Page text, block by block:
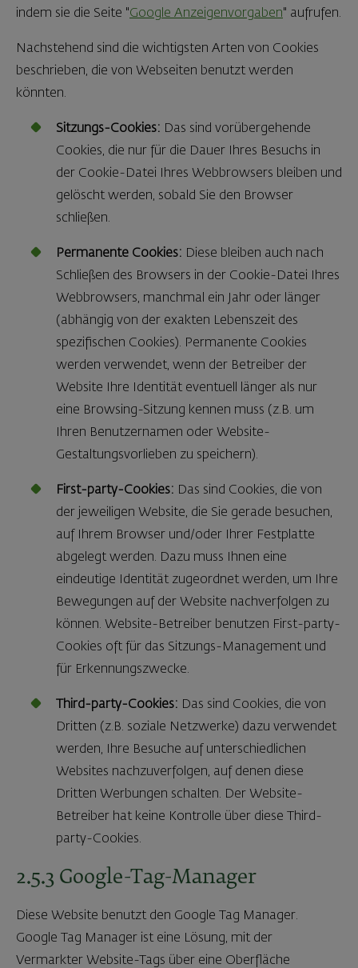
indem sie die Seite "Google Anzeigenvorgaben" aufrufen.
Nachstehend sind die wichtigsten Arten von Cookies
beschrieben, die von Webseiten benutzt werden
könnten.
Sitzungs-Cookies: Das sind vorübergehende
Cookies, die nur für die Dauer Ihres Besuchs in
der Cookie-Datei Ihres Webbrowsers bleiben und
gelöscht werden, sobald Sie den Browser
schließen.
Permanente Cookies: Diese bleiben auch nach
Schließen des Browsers in der Cookie-Datei Ihres
Webbrowsers, manchmal ein Jahr oder länger
(abhängig von der exakten Lebenszeit des
spezifischen Cookies). Permanente Cookies
werden verwendet, wenn der Betreiber der
Website Ihre Identität eventuell länger als nur
eine Browsing-Sitzung kennen muss (z.B. um
Ihren Benutzernamen oder Website-
Gestaltungsvorlieben zu speichern).
First-party-Cookies: Das sind Cookies, die von
der jeweiligen Website, die Sie gerade besuchen,
auf Ihrem Browser und/oder Ihrer Festplatte
abgelegt werden. Dazu muss Ihnen eine
eindeutige Identität zugeordnet werden, um Ihre
Bewegungen auf der Website nachverfolgen zu
können. Website-Betreiber benutzen First-party-
Cookies oft für das Sitzungs-Management und
für Erkennungszwecke.
Third-party-Cookies: Das sind Cookies, die von
Dritten (z.B. soziale Netzwerke) dazu verwendet
werden, Ihre Besuche auf unterschiedlichen
Websites nachzuverfolgen, auf denen diese
Dritten Werbungen schalten. Der Website-
Betreiber hat keine Kontrolle über diese Third-
party-Cookies.
2.5.3 Google-Tag-Manager
Diese Website benutzt den Google Tag Manager.
Google Tag Manager ist eine Lösung, mit der
Vermarkter Website-Tags über eine Oberfläche